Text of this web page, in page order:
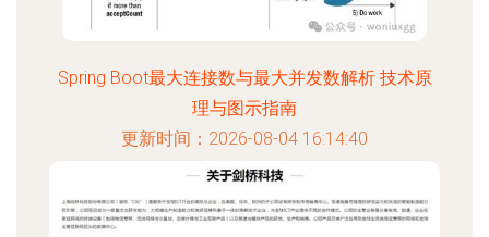
Spring Boot最大连接数与最大并发数解析 技术原
理与图示指南
更新时间：2026-08-04 16:14:40